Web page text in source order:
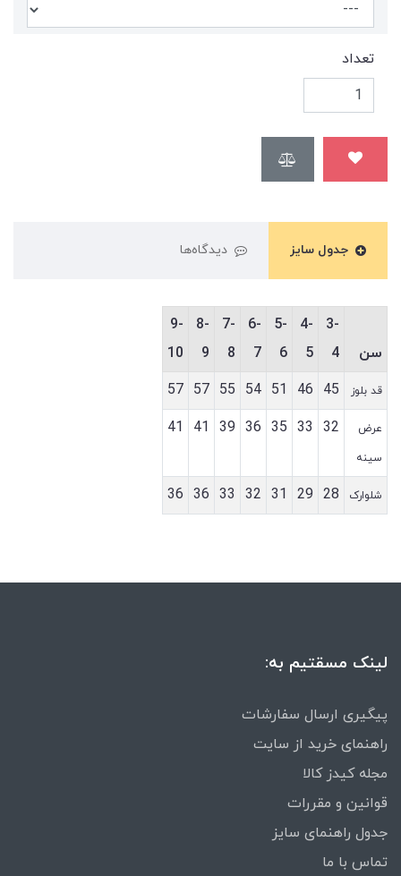
تعداد
جدول سایز دیدگاه‌ها
سن
3-
4
4-
5
5-
6
6-
7
7-
8
8-
9
9-
10
قد بلوز 45
46
51
54
55
57
57
عرض
سینه
32
33
35
36
39
41
41
شلوارک 28
29
31
32
33
36
36
لینک مسقتیم به:
پیگیری ارسال سفارشات
راهنمای خرید از سایت
مجله کیدز کالا
قوانین و مقررات
جدول راهنمای سایز
تماس با ما